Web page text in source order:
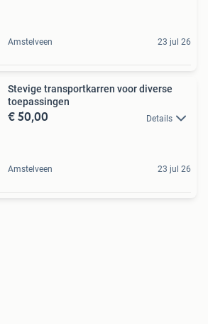
Amstelveen 23 jul 26
Stevige transportkarren voor diverse
toepassingen
€ 50,00 Details
Amstelveen 23 jul 26